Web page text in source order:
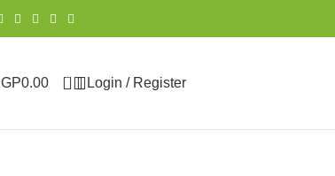
Login / Register
0
0.00